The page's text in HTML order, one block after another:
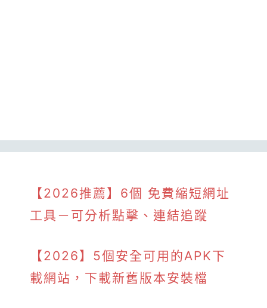
【2026推薦】6個 免費縮短網址
工具－可分析點擊、連結追蹤
【2026】5個安全可用的APK下
載網站，下載新舊版本安裝檔